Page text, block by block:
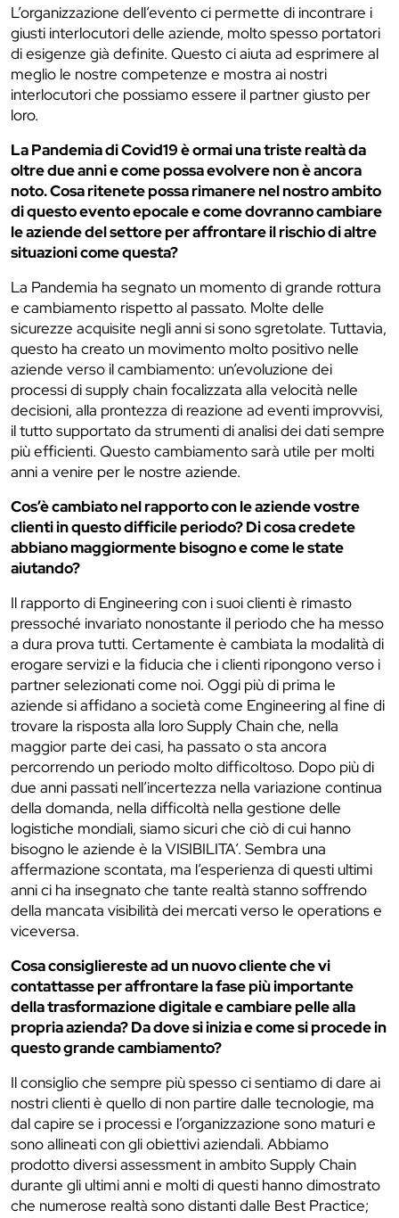
L’organizzazione dell’evento ci permette di incontrare i
giusti interlocutori delle aziende, molto spesso portatori
di esigenze già definite. Questo ci aiuta ad esprimere al
meglio le nostre competenze e mostra ai nostri
interlocutori che possiamo essere il partner giusto per
loro.
La Pandemia di Covid19 è ormai una triste realtà da
oltre due anni e come possa evolvere non è ancora
noto. Cosa ritenete possa rimanere nel nostro ambito
di questo evento epocale e come dovranno cambiare
le aziende del settore per affrontare il rischio di altre
situazioni come questa?
La Pandemia ha segnato un momento di grande rottura
e cambiamento rispetto al passato. Molte delle
sicurezze acquisite negli anni si sono sgretolate. Tuttavia,
questo ha creato un movimento molto positivo nelle
aziende verso il cambiamento: un’evoluzione dei
processi di supply chain focalizzata alla velocità nelle
decisioni, alla prontezza di reazione ad eventi improvvisi,
il tutto supportato da strumenti di analisi dei dati sempre
più efficienti. Questo cambiamento sarà utile per molti
anni a venire per le nostre aziende.
Cos’è cambiato nel rapporto con le aziende vostre
clienti in questo difficile periodo? Di cosa credete
abbiano maggiormente bisogno e come le state
aiutando?
Il rapporto di Engineering con i suoi clienti è rimasto
pressoché invariato nonostante il periodo che ha messo
a dura prova tutti. Certamente è cambiata la modalità di
erogare servizi e la fiducia che i clienti ripongono verso i
partner selezionati come noi. Oggi più di prima le
aziende si affidano a società come Engineering al fine di
trovare la risposta alla loro Supply Chain che, nella
maggior parte dei casi, ha passato o sta ancora
percorrendo un periodo molto difficoltoso. Dopo più di
due anni passati nell’incertezza nella variazione continua
della domanda, nella difficoltà nella gestione delle
logistiche mondiali, siamo sicuri che ciò di cui hanno
bisogno le aziende è la VISIBILITA’. Sembra una
affermazione scontata, ma l’esperienza di questi ultimi
anni ci ha insegnato che tante realtà stanno soffrendo
della mancata visibilità dei mercati verso le operations e
viceversa.
Cosa consigliereste ad un nuovo cliente che vi
contattasse per affrontare la fase più importante
della trasformazione digitale e cambiare pelle alla
propria azienda? Da dove si inizia e come si procede in
questo grande cambiamento?
Il consiglio che sempre più spesso ci sentiamo di dare ai
nostri clienti è quello di non partire dalle tecnologie, ma
dal capire se i processi e l’organizzazione sono maturi e
sono allineati con gli obiettivi aziendali. Abbiamo
prodotto diversi assessment in ambito Supply Chain
durante gli ultimi anni e molti di questi hanno dimostrato
che numerose realtà sono distanti dalle Best Practice;